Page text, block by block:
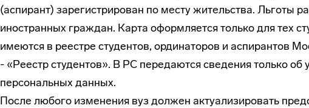
(аспирант) зарегистрирован по месту жительства. Льготы
иностранных граждан. Карта оформляется только для тех
имеются в реестре студентов, ординаторов и аспирантов
- «Реестр студентов». В РС передаются сведения только
персональных данных.
После любого изменения вуз должен актуализировать